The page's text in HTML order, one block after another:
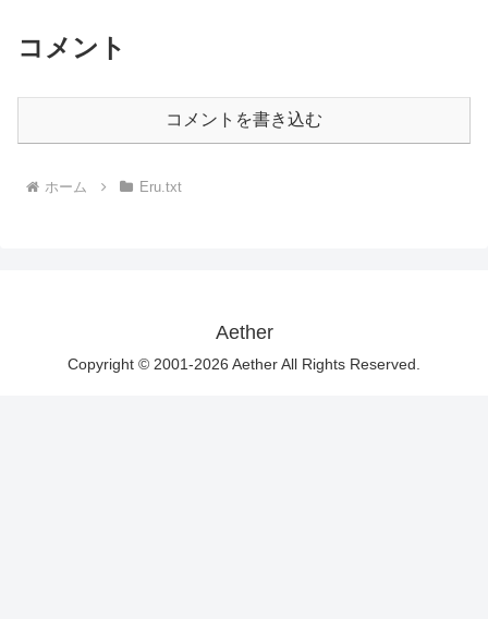
コメント
コメントを書き込む
ホーム Eru.txt
Aether
Copyright © 2001-2026 Aether All Rights Reserved.